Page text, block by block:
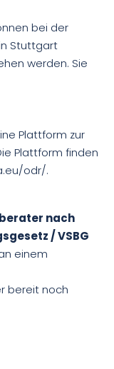
bei der
Stuttgart
werden. Sie
Plattform zur
Plattform finden
odr/.
nach
/ VSBG
einem
bereit noch